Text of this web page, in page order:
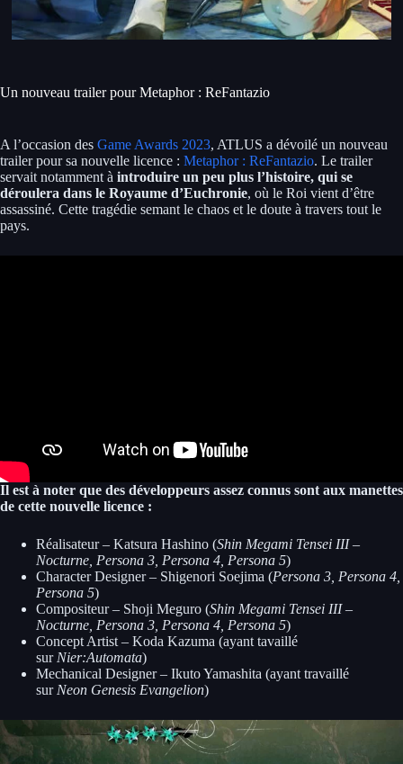
Un nouveau trailer pour Metaphor : ReFantazio
A l’occasion des Game Awards 2023, ATLUS a dévoilé un nouveau
trailer pour sa nouvelle licence : Metaphor : ReFantazio. Le trailer
servait notamment à introduire un peu plus l’histoire, qui se
déroulera dans le Royaume d’Euchronie, où le Roi vient d’être
assassiné. Cette tragédie semant le chaos et le doute à travers tout le
pays.
Il est à noter que des développeurs assez connus sont aux manettes
de cette nouvelle licence :
Réalisateur – Katsura Hashino (Shin Megami Tensei III –
Nocturne, Persona 3, Persona 4, Persona 5)
Character Designer – Shigenori Soejima (Persona 3, Persona 4,
Persona 5)
Compositeur – Shoji Meguro (Shin Megami Tensei III –
Nocturne, Persona 3, Persona 4, Persona 5)
Concept Artist – Koda Kazuma (ayant tavaillé
sur Nier:Automata)
Mechanical Designer – Ikuto Yamashita (ayant travaillé
sur Neon Genesis Evangelion)